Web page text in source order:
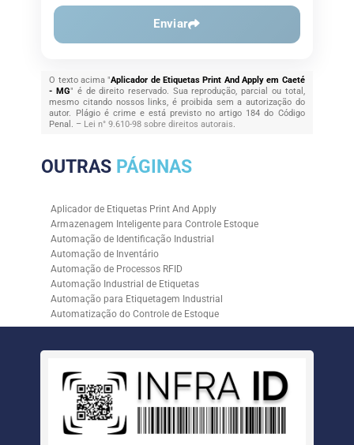
Enviar
O texto acima "Aplicador de Etiquetas Print And Apply em Caeté
- MG" é de direito reservado. Sua reprodução, parcial ou total,
mesmo citando nossos links, é proibida sem a autorização do
autor. Plágio é crime e está previsto no artigo 184 do Código
Penal. – Lei n° 9.610-98 sobre direitos autorais.
OUTRAS PÁGINAS
Aplicador de Etiquetas Print And Apply
Armazenagem Inteligente para Controle Estoque
Automação de Identificação Industrial
Automação de Inventário
Automação de Processos RFID
Automação Industrial de Etiquetas
Automação para Etiquetagem Industrial
Automatização do Controle de Estoque
Controle de Estoque com RFID
Empresa de Automação para Processos Logísticos
Empresa de Rastreabilidade Industrial
Empresa de Soluções para Etiquetagem
Empresa Especializada em Inventário de Estoque
Etiqueta RFID para Controle de Estoque